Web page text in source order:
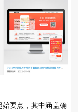
要点，其中涵盖确